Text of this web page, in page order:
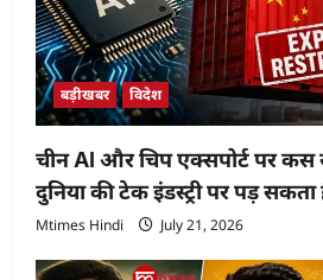
बड़ीखबर विदेश
चीन AI और चिप एक्सपोर्ट पर
दुनिया की टेक इंडस्ट्री पर पड़
Mtimes Hindi July 21, 2026